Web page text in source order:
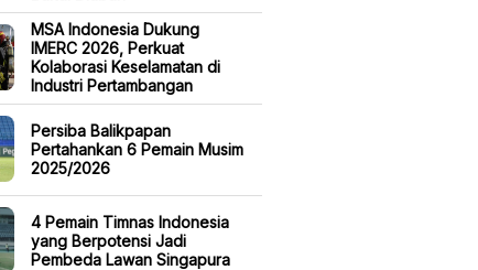
MSA Indonesia Dukung
IMERC 2026, Perkuat
Kolaborasi Keselamatan di
Industri Pertambangan
Persiba Balikpapan
Pertahankan 6 Pemain Musim
2025/2026
4 Pemain Timnas Indonesia
yang Berpotensi Jadi
Pembeda Lawan Singapura